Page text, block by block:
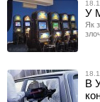
У
Як
В